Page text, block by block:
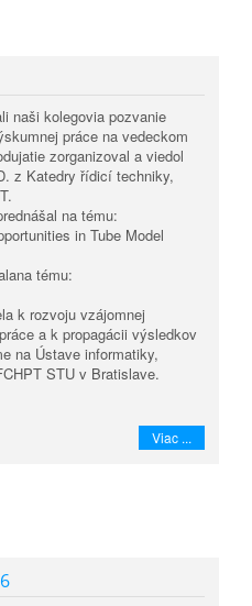
naši kolegovia pozvanie
práce na vedeckom
zorganizoval a viedol
z Katedry řídicí techniky,
na tému:
in Tube Model
tému:
k rozvoju vzájomnej
a k propagácii výsledkov
na Ústave informatiky,
STU v Bratislave.
Viac ...